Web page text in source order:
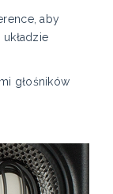
aby
głośników